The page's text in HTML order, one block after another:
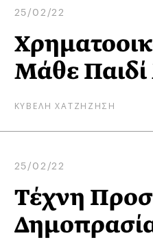
25/02/22
Μάθε
ΚΥΒΕΛΗ ΧΑΤΖΗΖΗΣΗ
25/02/22
Τέχνη